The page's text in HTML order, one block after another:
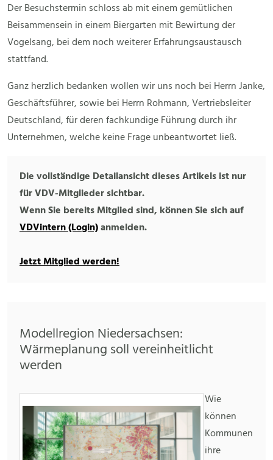
Der Besuchstermin schloss ab mit einem gemütlichen
Beisammensein in einem Biergarten mit Bewirtung der
Vogelsang, bei dem noch weiterer Erfahrungsaustausch
stattfand.
Ganz herzlich bedanken wollen wir uns noch bei Herrn Janke,
Geschäftsführer, sowie bei Herrn Rohmann, Vertriebsleiter
Deutschland, für deren fachkundige Führung durch ihr
Unternehmen, welche keine Frage unbeantwortet ließ.
Die vollständige Detailansicht dieses Artikels ist nur
für VDV-Mitglieder sichtbar.
Wenn Sie bereits Mitglied sind, können Sie sich auf
VDVintern (Login)anmelden.
Jetzt Mitglied werden!
Modellregion Niedersachsen:
Wärmeplanung soll vereinheitlicht
werden
Wie
können
Kommunen
ihre